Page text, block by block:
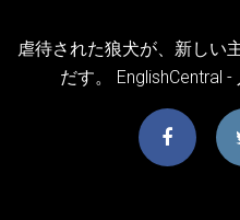
虐待された狼犬が、新しい
だす。 EnglishCentral